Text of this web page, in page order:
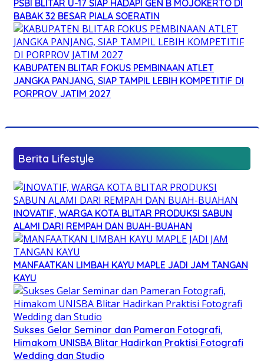
PSBI BLITAR U-17 SIAP HADAPI GEN B MOJOKERTO DI
BABAK 32 BESAR PIALA SOERATIN
KABUPATEN BLITAR FOKUS PEMBINAAN ATLET
JANGKA PANJANG, SIAP TAMPIL LEBIH KOMPETITIF DI
PORPROV JATIM 2027
Berita Lifestyle
INOVATIF, WARGA KOTA BLITAR PRODUKSI SABUN
ALAMI DARI REMPAH DAN BUAH-BUAHAN
MANFAATKAN LIMBAH KAYU MAPLE JADI JAM TANGAN
KAYU
Sukses Gelar Seminar dan Pameran Fotografi,
Himakom UNISBA Blitar Hadirkan Praktisi Fotografi
Wedding dan Studio